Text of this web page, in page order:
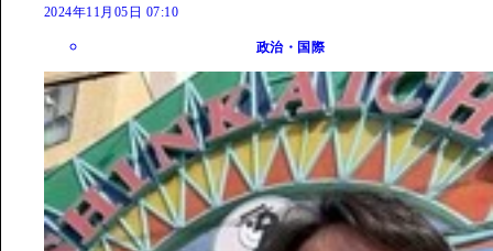
2024年11月05日 07:10
政治・国際